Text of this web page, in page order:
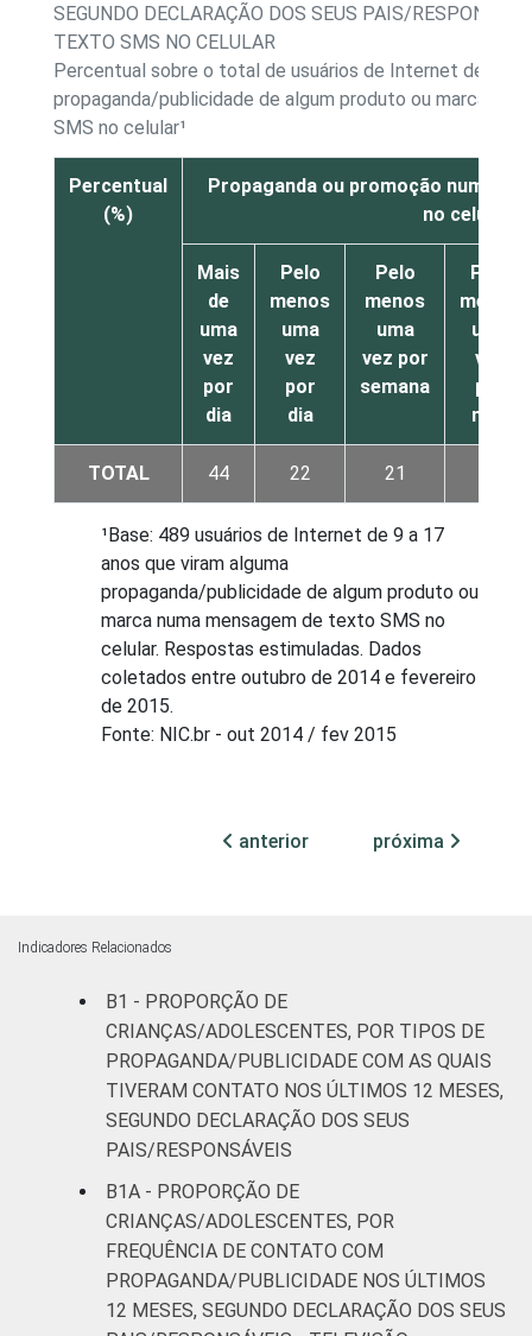
SEGUNDO DECLARAÇÃO DOS SEUS PAIS/
TEXTO SMS NO CELULAR
Percentual sobre o total de usuários de Internet de 9 a
propaganda/publicidade de algum produto ou marca
SMS no celular¹
Percentual
(%)
Propaganda ou promoção numa
no celular
Mais
de
uma
vez
por
dia
Pelo
menos
uma
vez
por
dia
Pelo
menos
uma
vez por
semana
Pelo
menos
uma
vez
por
mês
TOTAL 44 22 21
¹Base: 489 usuários de Internet de 9 a 17
anos que viram alguma
propaganda/publicidade de algum produto ou
marca numa mensagem de texto SMS no
celular. Respostas estimuladas. Dados
coletados entre outubro de 2014 e fevereiro
de 2015.
Fonte: NIC.br - out 2014 / fev 2015
anterior próxima
Indicadores Relacionados
B1 - PROPORÇÃO DE
CRIANÇAS/ADOLESCENTES, POR TIPOS DE
PROPAGANDA/PUBLICIDADE COM AS QUAIS
TIVERAM CONTATO NOS ÚLTIMOS 12 MESES,
SEGUNDO DECLARAÇÃO DOS SEUS
PAIS/RESPONSÁVEIS
B1A - PROPORÇÃO DE
CRIANÇAS/ADOLESCENTES, POR
FREQUÊNCIA DE CONTATO COM
PROPAGANDA/PUBLICIDADE NOS ÚLTIMOS
12 MESES, SEGUNDO DECLARAÇÃO DOS SEUS